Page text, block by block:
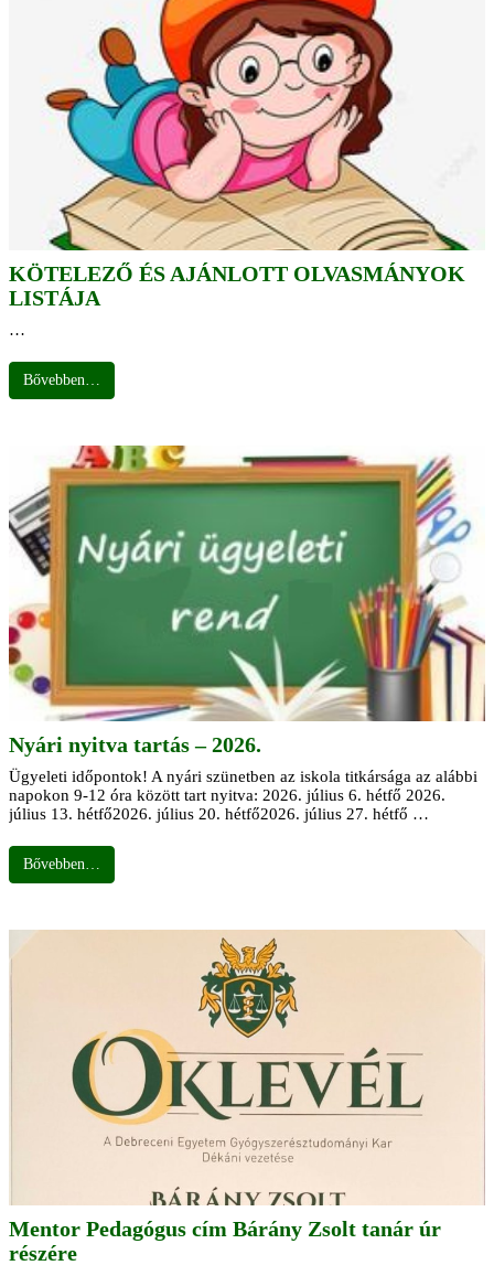
KÖTELEZŐ ÉS AJÁNLOTT OLVASMÁNYOK
LISTÁJA
…
Bővebben…
Nyári nyitva tartás – 2026.
Ügyeleti időpontok! A nyári szünetben az iskola titkársága az alábbi
napokon 9-12 óra között tart nyitva: 2026. július 6. hétfő 2026.
július 13. hétfő2026. július 20. hétfő2026. július 27. hétfő …
Bővebben…
Mentor Pedagógus cím Bárány Zsolt tanár úr
részére